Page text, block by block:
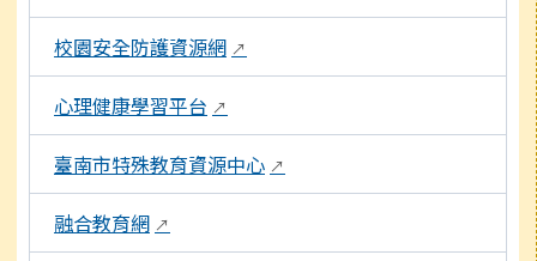
校園安全防護資源網 ↗
心理健康學習平台 ↗
臺南市特殊教育資源中心 ↗
融合教育網 ↗